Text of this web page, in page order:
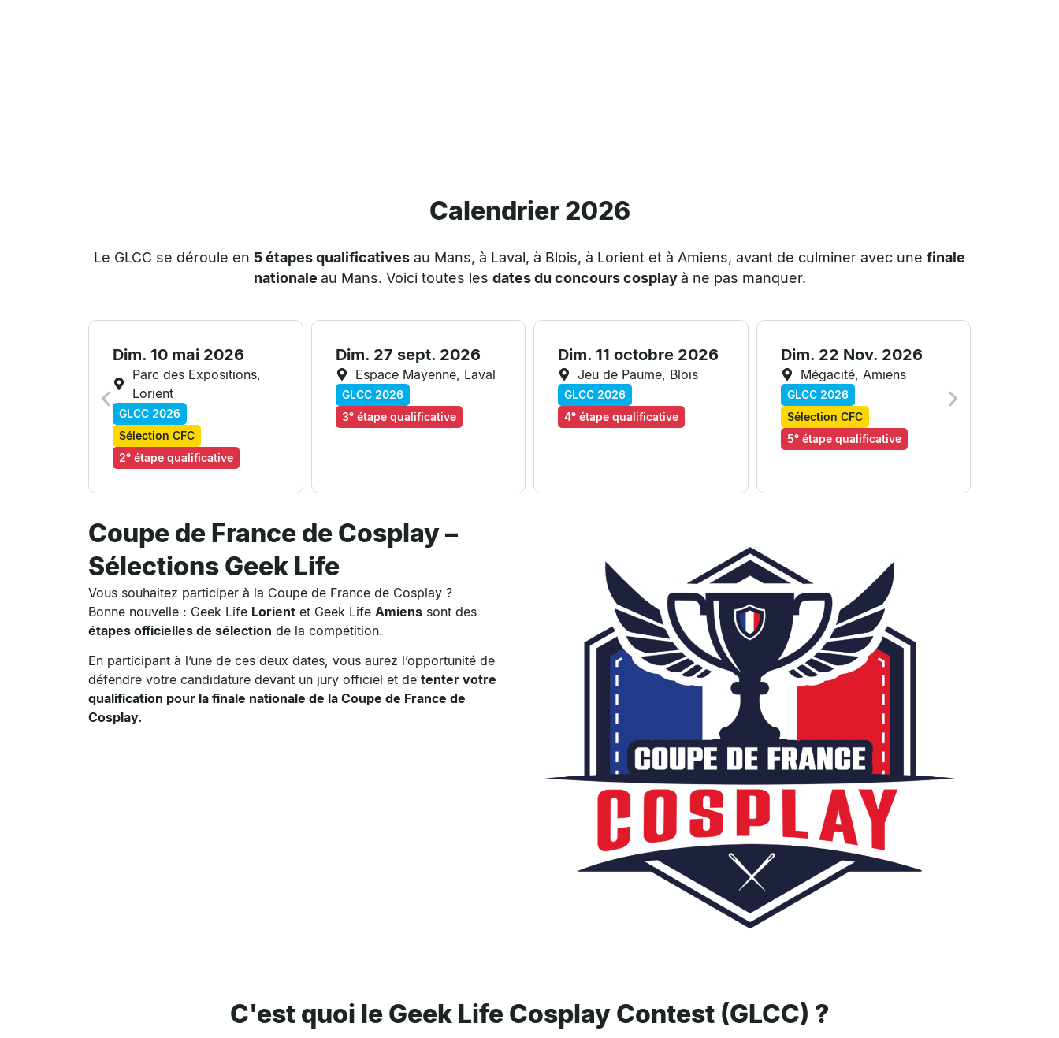
Calendrier 2026
Le GLCC se déroule en 5 étapes qualificatives au Mans, à Laval, à Blois, à Lorient et à Amiens, avant de culminer avec une finale
nationale au Mans. Voici toutes les dates du concours cosplayà ne pas manquer.
Dim. 10 mai 2026
Parc des Expositions,
Lorient
GLCC 2026
Sélection CFC
2ᵉ étape qualificative
Dim. 27 sept. 2026
Espace Mayenne, Laval
GLCC 2026
3ᵉ étape qualificative
Dim. 11 octobre 2026
Jeu de Paume, Blois
GLCC 2026
4ᵉ étape qualificative
Dim. 22 Nov. 2026
Mégacité, Amiens
GLCC 2026
Sélection CFC
5ᵉ étape qualificative
Coupe de France de Cosplay –
Sélections Geek Life
Vous souhaitez participer à la Coupe de France de Cosplay ?
Bonne nouvelle : Geek Life Lorient et Geek Life Amiens sont des
étapes officielles de sélection de la compétition.
En participant à l’une de ces deux dates, vous aurez l’opportunité de
défendre votre candidature devant un jury officiel et de tenter votre
qualification pour la finale nationale de la Coupe de France de
Cosplay.
C'est quoi le Geek Life Cosplay Contest (GLCC) ?